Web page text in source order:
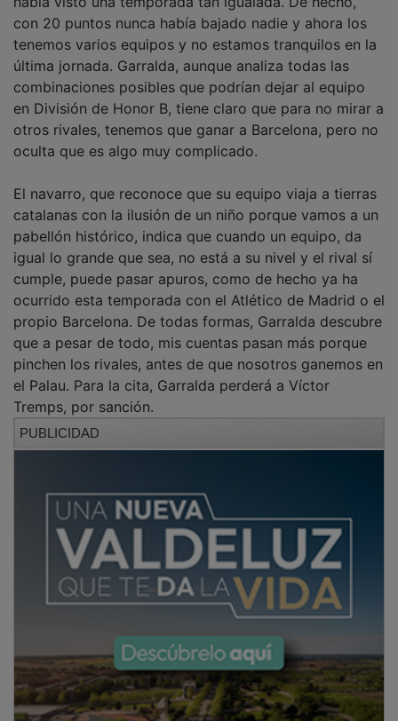
con 20 puntos nunca había bajado nadie y ahora los
tenemos varios equipos y no estamos tranquilos en la
última jornada. Garralda, aunque analiza todas las
combinaciones posibles que podrían dejar al equipo
en División de Honor B, tiene claro que para no mirar a
otros rivales, tenemos que ganar a Barcelona, pero no
oculta que es algo muy complicado.
catalanas con la ilusión de un niño porque vamos a un
pabellón histórico, indica que cuando un equipo, da
igual lo grande que sea, no está a su nivel y el rival sí
cumple, puede pasar apuros, como de hecho ya ha
ocurrido esta temporada con el Atlético de Madrid o el
propio Barcelona. De todas formas, Garralda descubre
que a pesar de todo, mis cuentas pasan más porque
pinchen los rivales, antes de que nosotros ganemos en
el Palau. Para la cita, Garralda perderá a Víctor
Tremps, por sanción.
PUBLICIDAD